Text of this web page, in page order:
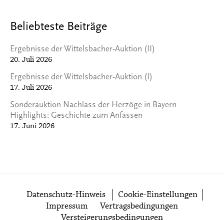
Beliebteste Beiträge
Ergebnisse der Wittelsbacher-Auktion (II)
20. Juli 2026
Ergebnisse der Wittelsbacher-Auktion (I)
17. Juli 2026
Sonderauktion Nachlass der Herzöge in Bayern –
Highlights: Geschichte zum Anfassen
17. Juni 2026
Datenschutz-Hinweis
Cookie-Einstellungen
Impressum
Vertragsbedingungen
Versteigerungsbedingungen